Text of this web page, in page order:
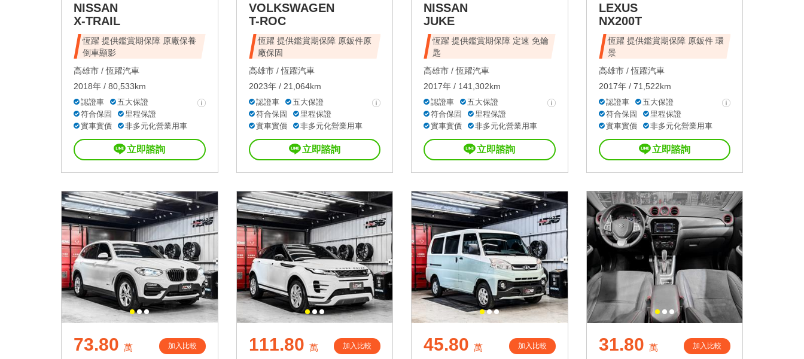
NISSAN
X-TRAIL
恆躍 提供鑑賞期保障 原廠保養
倒車顯影
高雄市 /恆躍汽車
2018年 / 80,533km
認證車
五大保證
符合保固
里程保證
實車實價
非多元化營業用車
立即諮詢
VOLKSWAGEN
T-ROC
恆躍 提供鑑賞期保障 原鈑件原
廠保固
高雄市 /恆躍汽車
2023年 / 21,064km
認證車
五大保證
符合保固
里程保證
實車實價
非多元化營業用車
立即諮詢
NISSAN
JUKE
恆躍 提供鑑賞期保障 定速 免鑰
匙
高雄市 /恆躍汽車
2017年 / 141,302km
認證車
五大保證
符合保固
里程保證
實車實價
非多元化營業用車
立即諮詢
LEXUS
NX200T
恆躍 提供鑑賞期保障 原鈑件 環
景
高雄市 /恆躍汽車
2017年 / 71,522km
認證車
五大保證
符合保固
里程保證
實車實價
非多元化營業用車
立即諮詢
73.80 萬 加入比較 111.80 萬 加入比較 45.80 萬 加入比較 31.80 萬 加入比較